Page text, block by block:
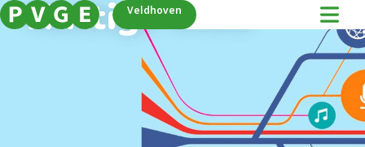
Veldhoven
Nuttige links